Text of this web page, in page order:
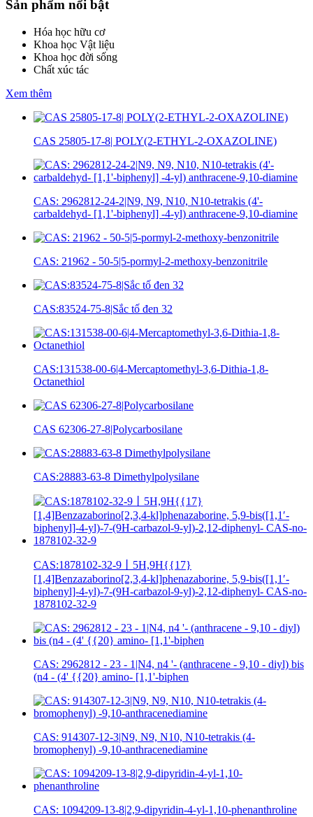
Sản phẩm nổi bật
Hóa học hữu cơ
Khoa học Vật liệu
Khoa học đời sống
Chất xúc tác
Xem thêm
CAS 25805-17-8| POLY(2-ETHYL-2-OXAZOLINE)
CAS: 2962812-24-2|N9, N9, N10, N10-tetrakis (4'-
carbaldehyd- [1,1'-biphenyl] -4-yl) anthracene-9,10-diamine
CAS: 21962 - 50-5|5-pormyl-2-methoxy-benzonitrile
CAS:83524-75-8|Sắc tố đen 32
CAS:131538-00-6|4-Mercaptomethyl-3,6-Dithia-1,8-
Octanethiol
CAS 62306-27-8|Polycarbosilane
CAS:28883-63-8 Dimethylpolysilane
CAS:1878102-32-9丨5H,9H{{17}
[1,4]Benzazaborino[2,3,4-kl]phenazaborine, 5,9-bis([1,1′-
biphenyl]-4-yl)-7-(9H-carbazol-9-yl)-2,12-diphenyl- CAS-no-
1878102-32-9
CAS: 2962812 - 23 - 1|N4, n4 '- (anthracene - 9,10 - diyl) bis
(n4 - (4' {{20} amino- [1,1'-biphen
CAS: 914307-12-3|N9, N9, N10, N10-tetrakis (4-
bromophenyl) -9,10-anthracenediamine
CAS: 1094209-13-8|2,9-dipyridin-4-yl-1,10-phenanthroline